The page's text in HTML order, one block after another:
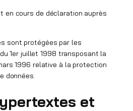
en cours de déclaration auprès
sont protégées par les
1er juillet 1998 transposant la
1996 relative à la protection
données.
et